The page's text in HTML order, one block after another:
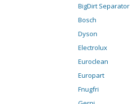
BigDirt Separator
Bosch
Dyson
Electrolux
Euroclean
Europart
Fnugfri